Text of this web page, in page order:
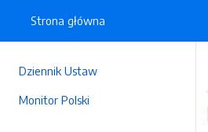
Dziennik Ustaw
Monitor Polski
Strona główna